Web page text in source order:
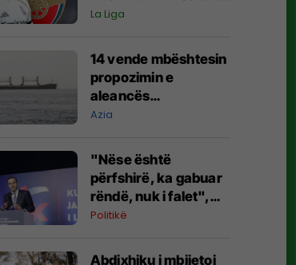
gati ofertën 140
La Liga
14 vende mbështesin
propozimin e
aleancës
shumëkombëshe të
udhëhequr nga
Arabia Saudite
Azia
"Nëse është
përfshirë, ka gabuar
rëndë, nuk i falet",
Abdixhiku i çon
Ramës
Politikë
Abdixhiku i mbijetoi